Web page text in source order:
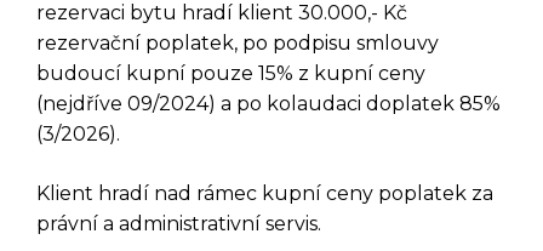
rezervaci bytu hradí klient 30.000,- Kč
rezervační poplatek, po podpisu smlouvy
budoucí kupní pouze 15% z kupní ceny
(nejdříve 09/2024) a po kolaudaci doplatek 85%
(3/2026).
Klient hradí nad rámec kupní ceny poplatek za
právní a administrativní servis.